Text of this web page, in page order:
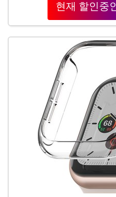
현재 할인중